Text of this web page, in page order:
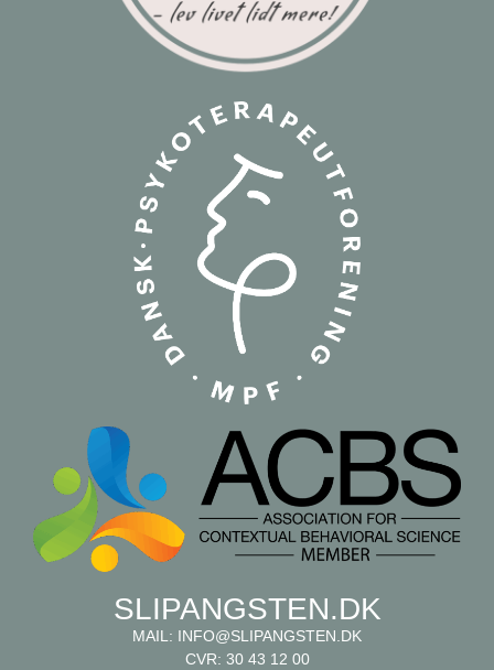
SLIPANGSTEN.DK
MAIL: INFO@SLIPANGSTEN.DK
CVR: 30 43 12 00